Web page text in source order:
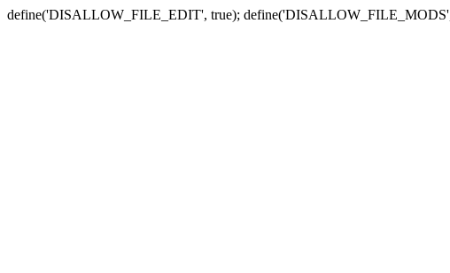
define('DISALLOW_FILE_EDIT', true);